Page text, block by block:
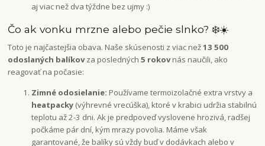
aj viac než dva týždne bez ujmy :)
Čo ak vonku mrzne alebo pečie slnko? ❄️☀️
Toto je najčastejšia obava. Naše skúsenosti z viac než13 500
odoslaných balíkovza posledných5 rokovnás naučili, ako
reagovať na počasie:
Zimné odosielanie: Používame termoizolačné extra vrstvy a
heatpacky (výhrevné vrecúška), ktoré v krabici udržia stabilnú
teplotu až 2-3 dni. Ak je predpoveď vyslovene hrozivá, radšej
počkáme pár dní, kým mrazy povolia. Máme však
garantované, že balíky sú vždy buď v dodávkach alebo v